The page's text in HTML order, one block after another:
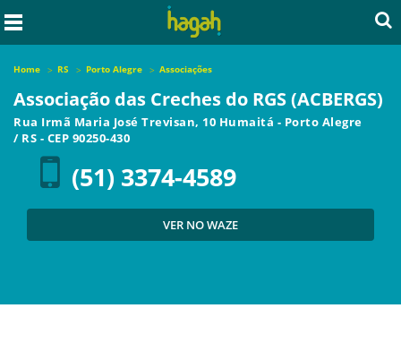
Home RS Porto Alegre Associações
Associação das Creches do RGS (ACBERGS)
Rua Irmã Maria José Trevisan, 10 Humaitá - Porto Alegre
/ RS - CEP 90250-430
(51) 3374-4589
VER NO WAZE